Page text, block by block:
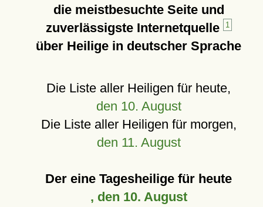
die meistbesuchte Seite und
zuverlässigste Internetquelle
1
über Heilige in deutscher Sprache
Die Liste aller Heiligen für heute,
den 10. August
Die Liste aller Heiligen für morgen,
den 11. August
Der eine Tagesheilige für heute
, den 10. August